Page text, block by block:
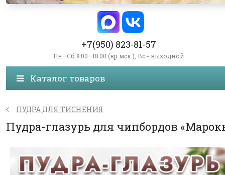
+7(950) 823-81-57
Пн—Сб 8:00—18:00 (вр.мск.), Вс - выходной
Каталог товаров
ПУДРА ДЛЯ ТИСНЕНИЯ
Пудра-глазурь для чипбордов